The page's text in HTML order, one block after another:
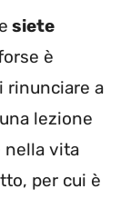
siete
è
rinunciare a
lezione
nella vita
per cui è